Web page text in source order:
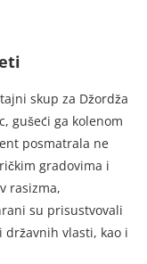
skup za Džordža
gušeći ga kolenom
posmatrala ne
gradovima i
rasizma,
su prisustvovali
vlasti, kao i